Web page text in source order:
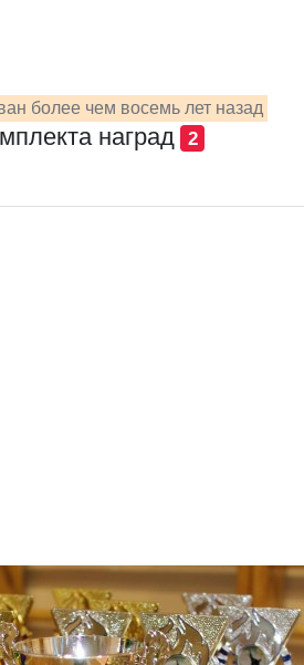
более чем восемь лет назад
наград 2